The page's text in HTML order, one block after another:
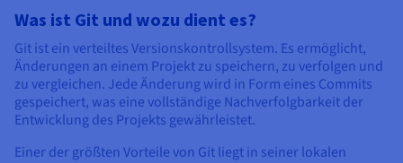
Was ist Git und wozu dient es?
Git ist ein verteiltes Versionskontrollsystem. Es ermöglicht,
Änderungen an einem Projekt zu speichern, zu verfolgen und
zu vergleichen. Jede Änderung wird in Form eines Commits
gespeichert, was eine vollständige Nachverfolgbarkeit der
Entwicklung des Projekts gewährleistet.
Einer der größten Vorteile von Git liegt in seiner lokalen